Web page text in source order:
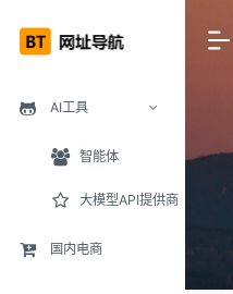
AI工具
智能体
大模型API提供商
国内电商